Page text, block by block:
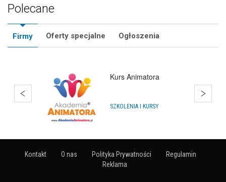
Polecane
Firmy Oferty specjalne Ogłoszenia
Kurs Animatora
SZKOLENIA I KURSY
Kontakt O nas Polityka Prywatności
Regulamin
Reklama